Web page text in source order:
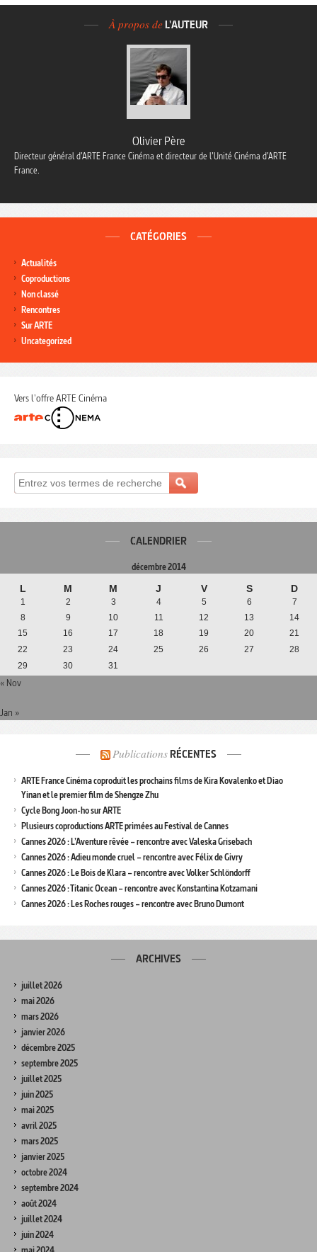
À propos de L'AUTEUR
Olivier Père
Directeur général d’ARTE France Cinéma et directeur de l’Unité Cinéma d’ARTE
France.
CATÉGORIES
Actualités
Coproductions
Non classé
Rencontres
Sur ARTE
Uncategorized
Vers l'offre ARTE Cinéma
CALENDRIER
décembre 2014
L M M J V S D
1 2 3 4 5 6
7
8
9 10 11 12 13
14
15
16 17 18 19 20
21
22
23 24 25 26 27
28
29
30 31
« Nov
Jan »
Publications RÉCENTES
ARTE France Cinéma coproduit les prochains films de Kira Kovalenko et Diao
Yinan et le premier film de Shengze Zhu
Cycle Bong Joon-ho sur ARTE
Plusieurs coproductions ARTE primées au Festival de Cannes
Cannes 2026 : L’Aventure rêvée – rencontre avec Valeska Grisebach
Cannes 2026 : Adieu monde cruel – rencontre avec Félix de Givry
Cannes 2026 : Le Bois de Klara – rencontre avec Volker Schlöndorff
Cannes 2026 : Titanic Ocean – rencontre avec Konstantina Kotzamani
Cannes 2026 : Les Roches rouges – rencontre avec Bruno Dumont
ARCHIVES
juillet 2026
mai 2026
mars 2026
janvier 2026
décembre 2025
septembre 2025
juillet 2025
juin 2025
mai 2025
avril 2025
mars 2025
janvier 2025
octobre 2024
septembre 2024
août 2024
juillet 2024
juin 2024